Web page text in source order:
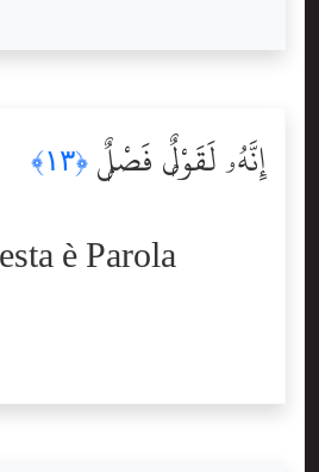
إِنَّهُۥ لَقَوْلٌۭ فَصْلٌۭ ﴿١٣﴾
è Parola